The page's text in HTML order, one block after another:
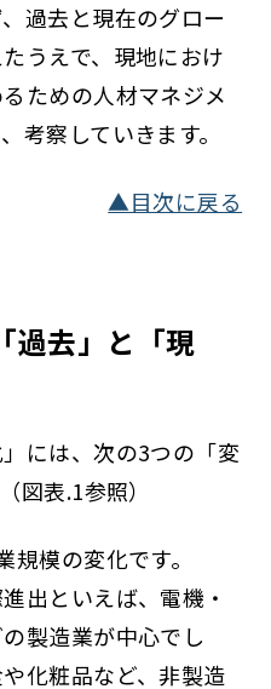
過去と現在のグロー
うえで、現地におけ
ための人材マネジメ
考察していきます。
▲目次に戻る
過去」と「現
には、次の3つの「変
図表.1参照）
模の変化です。
出といえば、電機・
製造業が中心でし
化粧品など、非製造